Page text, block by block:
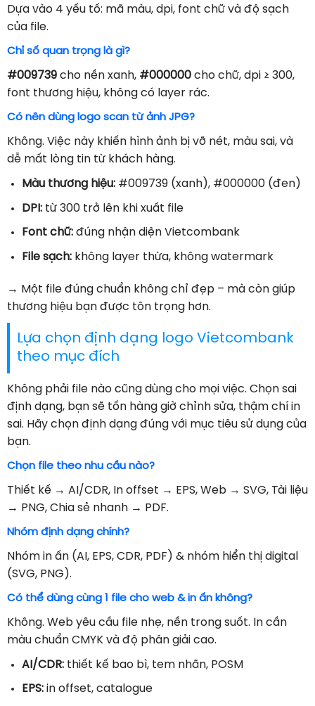
Dựa vào 4 yếu tố: mã màu, dpi, font chữ và độ sạch
của file.
Chỉ số quan trọng là gì?
#009739 cho nền xanh, #000000 cho chữ, dpi ≥ 300,
font thương hiệu, không có layer rác.
Có nên dùng logo scan từ ảnh JPG?
Không. Việc này khiến hình ảnh bị vỡ nét, màu sai, và
dễ mất lòng tin từ khách hàng.
Màu thương hiệu:#009739 (xanh), #000000 (đen)
DPI:từ 300 trở lên khi xuất file
Font chữ:đúng nhận diện Vietcombank
File sạch:không layer thừa, không watermark
→ Một file đúng chuẩn không chỉ đẹp – mà còn giúp
thương hiệu bạn được tôn trọng hơn.
Lựa chọn định dạng logo Vietcombank
theo mục đích
Không phải file nào cũng dùng cho mọi việc. Chọn sai
định dạng, bạn sẽ tốn hàng giờ chỉnh sửa, thậm chí in
sai. Hãy chọn định dạng đúng với mục tiêu sử dụng của
bạn.
Chọn file theo nhu cầu nào?
Thiết kế → AI/CDR, In offset → EPS, Web → SVG, Tài liệu
→ PNG, Chia sẻ nhanh → PDF.
Nhóm định dạng chính?
Nhóm in ấn (AI, EPS, CDR, PDF) & nhóm hiển thị digital
(SVG, PNG).
Có thể dùng cùng 1 file cho web & in ấn không?
Không. Web yêu cầu file nhẹ, nền trong suốt. In cần
màu chuẩn CMYK và độ phân giải cao.
AI/CDR:thiết kế bao bì, tem nhãn, POSM
EPS:in offset, catalogue